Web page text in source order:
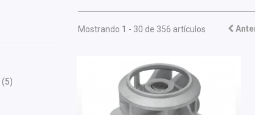
(5)
Mostrando 1 - 30 de 356 artículos